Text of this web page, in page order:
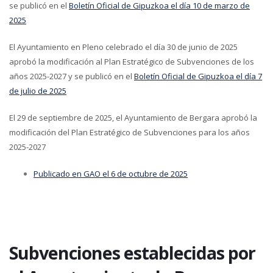
se publicó en el Boletín Oficial de Gipuzkoa el día 10 de marzo de
2025
El Ayuntamiento en Pleno celebrado el día 30 de junio de 2025
aprobó la modificación al Plan Estratégico de Subvenciones de los
años 2025-2027 y se publicó en el Boletín Oficial de Gipuzkoa el día 7
de julio de 2025
El 29 de septiembre de 2025, el Ayuntamiento de Bergara aprobó la
modificación del Plan Estratégico de Subvenciones para los años
2025-2027
Publicado en GAO el 6 de octubre de 2025
Subvenciones establecidas por